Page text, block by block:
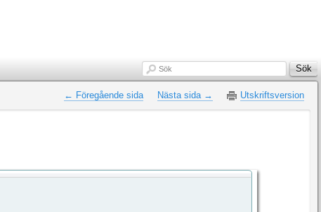
Sök Sök
← Föregående sida Nästa sida → Utskriftsversion